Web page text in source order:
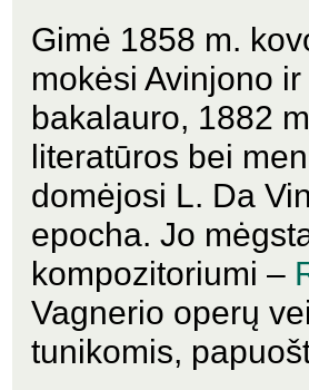
Gimė 1858 m.
mokėsi Avinjono
bakalauro, 1882
literatūros bei
domėjosi L. Da
epocha. Jo
kompozitoriumi –
Vagnerio operų
tunikomis,